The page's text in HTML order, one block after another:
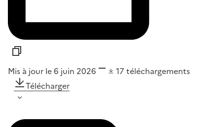
Mis à jour le 6 juin 2026 17 téléchargements
Télécharger